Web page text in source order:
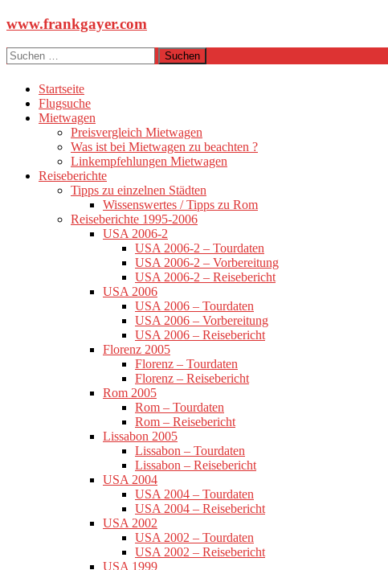
Zum
springen
www.frankgayer.com
Suchen
nach:
Startseite
Flugsuche
Mietwagen
Preisvergleich Mietwagen
Was ist bei Mietwagen zu beachten ?
Linkempfehlungen Mietwagen
Reiseberichte
Tipps zu einzelnen Städten
Wissenswertes / Tipps zu Rom
Reiseberichte 1995-2006
USA 2006-2
USA 2006-2 – Tourdaten
USA 2006-2 – Vorbereitung
USA 2006-2 – Reisebericht
USA 2006
USA 2006 – Tourdaten
USA 2006 – Vorbereitung
USA 2006 – Reisebericht
Florenz 2005
Florenz – Tourdaten
Florenz – Reisebericht
Rom 2005
Rom – Tourdaten
Rom – Reisebericht
Lissabon 2005
Lissabon – Tourdaten
Lissabon – Reisebericht
USA 2004
USA 2004 – Tourdaten
USA 2004 – Reisebericht
USA 2002
USA 2002 – Tourdaten
USA 2002 – Reisebericht
USA 1999